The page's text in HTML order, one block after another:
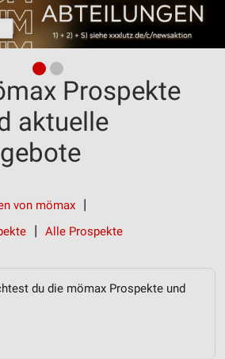
Prospekte
aktuelle
von mömax
Alle Prospekte
du die mömax Prospekte und